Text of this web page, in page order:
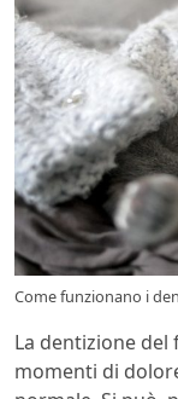
Come funzionano i
La dentizione
momenti di